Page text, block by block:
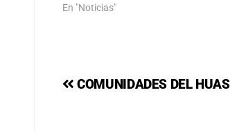
En "Noticias"
COMUNIDADES DEL